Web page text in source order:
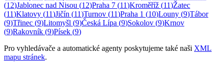
(12)Jablonec nad Nisou (12)Praha 7 (11)Kroměříž (11)Žatec
(11)Klatovy (11)Jičín (11)Turnov (11)Praha 1 (10)Louny (9)Tábor
(9)Třinec (9)Litomyšl (9)Česká Lípa (9)Sokolov (9)Krnov
(9)Rakovník (9)Písek (9)
Pro vyhledávače a automatické agenty poskytujeme také naši XML
mapu stránek.